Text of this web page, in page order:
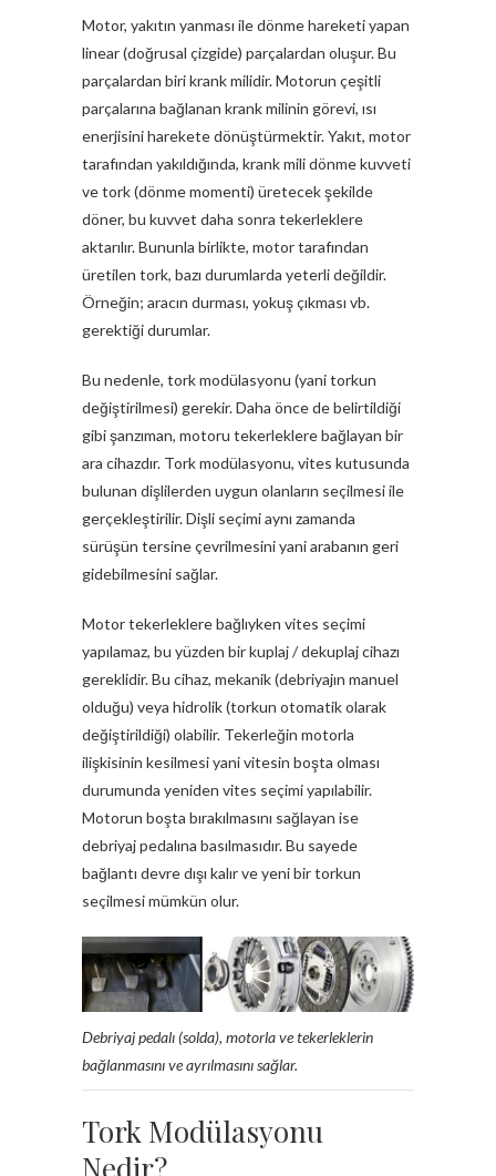
Motor, yakıtın yanması ile dönme hareketi yapan
linear (doğrusal çizgide) parçalardan oluşur. Bu
parçalardan biri krank milidir. Motorun çeşitli
parçalarına bağlanan krank milinin görevi, ısı
enerjisini harekete dönüştürmektir. Yakıt, motor
tarafından yakıldığında, krank mili dönme kuvveti
ve tork (dönme momenti) üretecek şekilde
döner, bu kuvvet daha sonra tekerleklere
aktarılır. Bununla birlikte, motor tarafından
üretilen tork, bazı durumlarda yeterli değildir.
Örneğin; aracın durması, yokuş çıkması vb.
gerektiği durumlar.
Bu nedenle, tork modülasyonu (yani torkun
değiştirilmesi) gerekir. Daha önce de belirtildiği
gibi şanzıman, motoru tekerleklere bağlayan bir
ara cihazdır. Tork modülasyonu, vites kutusunda
bulunan dişlilerden uygun olanların seçilmesi ile
gerçekleştirilir. Dişli seçimi aynı zamanda
sürüşün tersine çevrilmesini yani arabanın geri
gidebilmesini sağlar.
Motor tekerleklere bağlıyken vites seçimi
yapılamaz, bu yüzden bir kuplaj / dekuplaj cihazı
gereklidir. Bu cihaz, mekanik (debriyajın manuel
olduğu) veya hidrolik (torkun otomatik olarak
değiştirildiği) olabilir. Tekerleğin motorla
ilişkisinin kesilmesi yani vitesin boşta olması
durumunda yeniden vites seçimi yapılabilir.
Motorun boşta bırakılmasını sağlayan ise
debriyaj pedalına basılmasıdır. Bu sayede
bağlantı devre dışı kalır ve yeni bir torkun
seçilmesi mümkün olur.
Debriyaj pedalı (solda), motorla ve tekerleklerin
bağlanmasını ve ayrılmasını sağlar.
Tork Modülasyonu
Nedir?